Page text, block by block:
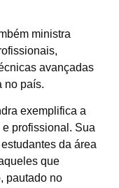
ministra
avançadas
no país.
exemplifica a
profissional. Sua
da área
que
pautado no